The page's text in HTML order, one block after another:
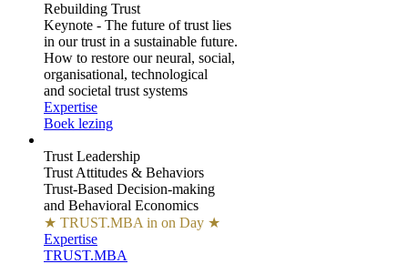
Rebuilding Trust
Keynote - The future of trust lies
in our trust in a sustainable future.
How to restore our neural, social,
organisational, technological
and societal trust systems
Expertise
Boek lezing
Trust Leadership
Trust Attitudes & Behaviors
Trust-Based Decision-making
and Behavioral Economics
★ TRUST.MBA in on Day ★
Expertise
TRUST.MBA